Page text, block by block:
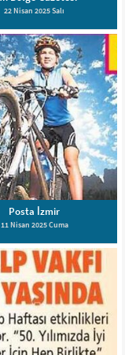
22 Nisan 2025 Salı
Posta İzmir
11 Nisan 2025 Cuma